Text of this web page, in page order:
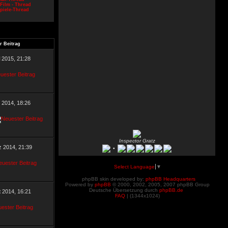
- Thread
Thread
Beitrag
2015, 21:28
2014, 18:26
2014, 21:39
16:21
Inspector Gratz
•
Select Language ▼
phpBB skin developed by: phpBB Headquarters
Powered by phpBB © 2000, 2002, 2005, 2007 phpBB Group
Deutsche Übersetzung durch phpBB.de
FAQ| (1344x1024)